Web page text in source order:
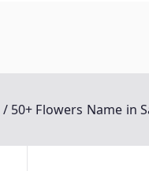
50+ Flowers Name in